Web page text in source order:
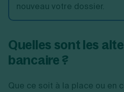
nouveau votre dossier.
Quelles sont les
bancaire ?
Que ce soit à la place ou en